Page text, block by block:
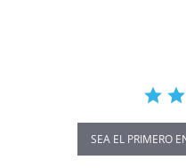
SEA EL PRIMERO